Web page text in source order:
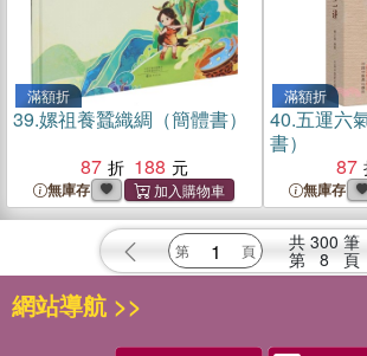
滿額折
39.嫘祖養蠶織綢（簡體書）
87
188
無庫存
滿額折
40.五運六
書）
87
無庫存
共 300 筆
第 8 頁
網站導航 >>